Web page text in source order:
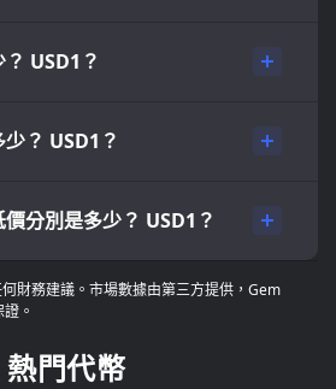
USD1？
？ USD1？
分別是多少？ USD1？
財務建議。市場數據由第三方提供，Gem
。
熱門代幣